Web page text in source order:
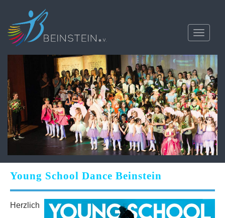
Toggle
Young School Dance Beinstein
Herzlich